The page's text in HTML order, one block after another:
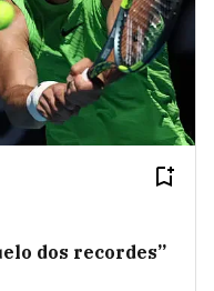
dos recordes”